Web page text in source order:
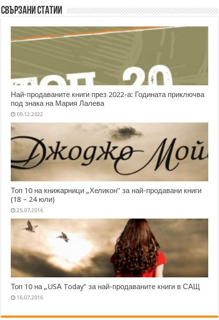
Свързани статии
Най-продаваните книги през 2022-а: Годината приключва
под знака на Мария Лалева
09.12.2022
Топ 10 на книжарници „Хеликон” за най-продавани книги
(18 – 24 юли)
25.07.2016
Топ 10 на „USА Today” за най-продаваните книги в САЩ
16.07.2016